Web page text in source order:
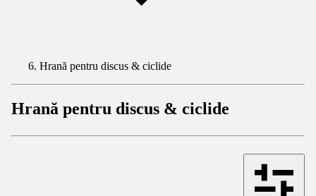
Hrană pentru discus & ciclide
Hrană pentru discus & ciclide